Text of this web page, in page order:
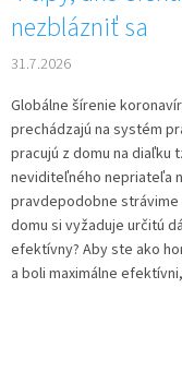
nezblázniť sa
31.7.2026
Globálne šírenie
prechádzajú na systém
pracujú z domu na diaľku
neviditeľného nepriateľa
pravdepodobne strávime
domu si vyžaduje určitú
efektívny? Aby ste ako
a boli maximálne